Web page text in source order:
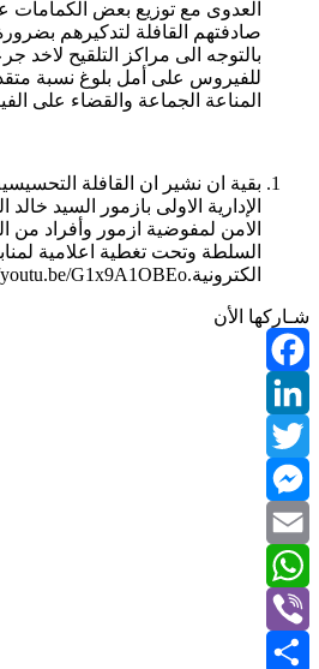
العدوى مع توزيع بعض الكمامات
صادفتهم القافلة لتدكيرهم بضرورة
بالتوجه الى مراكز التلقيح لاخد
للفيروس على أمل بلوغ نسبة
المناعة الجماعة والقضاء على
بقية ان نشير ان القافلة
الإدارية الاولى بازمور السيد
الامن لمفوضية ازمور وأفراد من
السلطة وتحت تغطية اعلامية
الكترونية.https://youtu.be/G1x9A1OBEo
شـاركها الأن
Facebook
LinkedIn
Twitter
Messenger
Email
WhatsApp
Viber